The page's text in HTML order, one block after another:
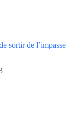
sortir de l’impasse